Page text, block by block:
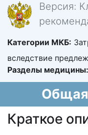
Версия:
Категории МКБ:
вследствие
Разделы медицины:
Краткое